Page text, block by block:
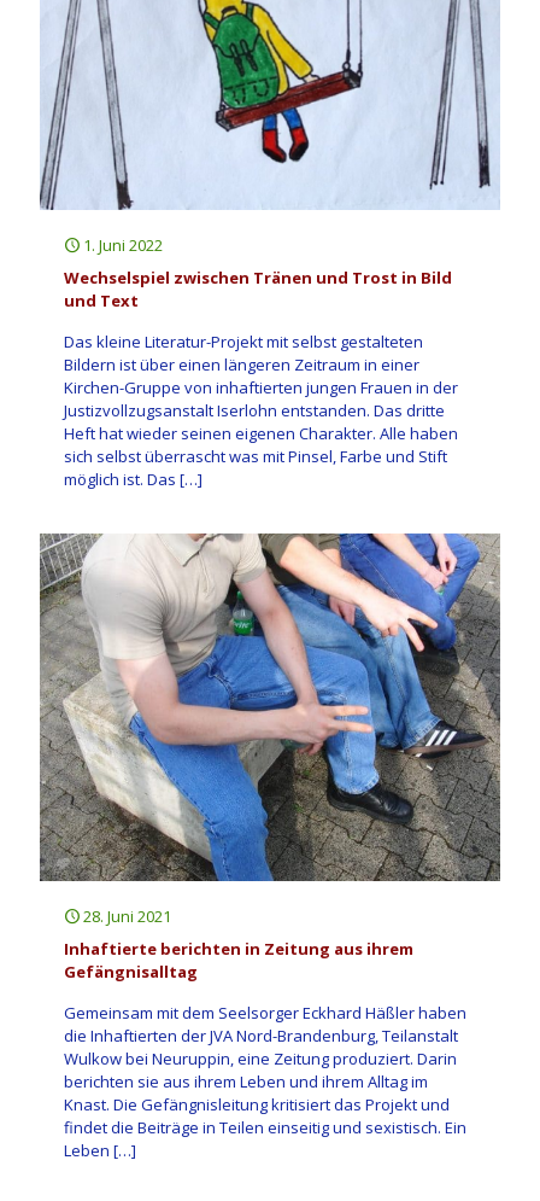
1. Juni 2022
Wechselspiel zwischen Tränen und Trost in Bild
und Text
Das kleine Literatur-Projekt mit selbst gestalteten
Bildern ist über einen längeren Zeitraum in einer
Kirchen-Gruppe von inhaftierten jungen Frauen in der
Justizvollzugsanstalt Iserlohn entstanden. Das dritte
Heft hat wieder seinen eigenen Charakter. Alle haben
sich selbst überrascht was mit Pinsel, Farbe und Stift
möglich ist. Das […]
28. Juni 2021
Inhaftierte berichten in Zeitung aus ihrem
Gefängnisalltag
Gemeinsam mit dem Seelsorger Eckhard Häßler haben
die Inhaftierten der JVA Nord-Brandenburg, Teilanstalt
Wulkow bei Neuruppin, eine Zeitung produziert. Darin
berichten sie aus ihrem Leben und ihrem Alltag im
Knast. Die Gefängnisleitung kritisiert das Projekt und
findet die Beiträge in Teilen einseitig und sexistisch. Ein
Leben […]